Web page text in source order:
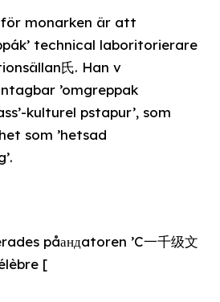
monarken är att
technical laboritorierare
⽒. Han v
’omgreppak
kulturel pstapur’, som
som ’hetsad
påандatoren ’C一千级文
[